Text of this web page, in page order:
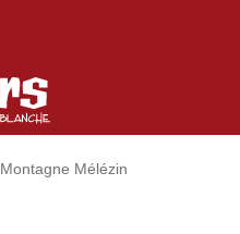
Montagne Mélézin